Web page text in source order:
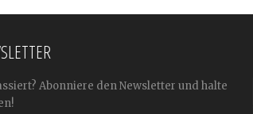
Abonniere den Newsletter und halte